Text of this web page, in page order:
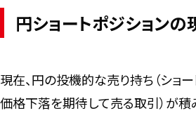
円ショートポジションの
現在、円の投機的な売り持ち（ショ
価格下落を期待して売る取引）が積